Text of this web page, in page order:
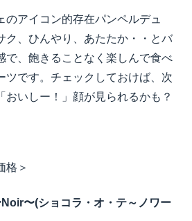
のアイコン的存在パンペルデュ
ク、ひんやり、あたたか・・とバ
で、飽きることなく楽しんで食べ
ツです。チェックしておけば、次
おいしー！」顔が見られるかも？
格＞
Noir〜(ショコラ・オ・テ～ノワー